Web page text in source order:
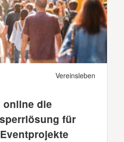
Vereinsleben
die
für